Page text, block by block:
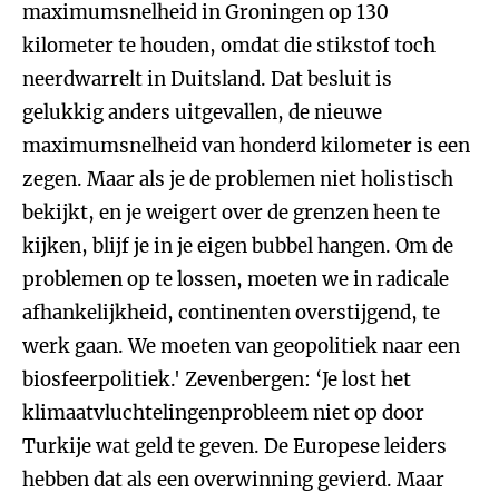
maximumsnelheid in Groningen op 130
kilometer te houden, omdat die stikstof toch
neerdwarrelt in Duitsland. Dat besluit is
gelukkig anders uitgevallen, de nieuwe
maximumsnelheid van honderd kilometer is een
zegen. Maar als je de problemen niet holistisch
bekijkt, en je weigert over de grenzen heen te
kijken, blijf je in je eigen bubbel hangen. Om de
problemen op te lossen, moeten we in radicale
afhankelijkheid, continenten overstijgend, te
werk gaan. We moeten van geopolitiek naar een
biosfeerpolitiek.' Zevenbergen: ‘Je lost het
klimaatvluchtelingenprobleem niet op door
Turkije wat geld te geven. De Europese leiders
hebben dat als een overwinning gevierd. Maar